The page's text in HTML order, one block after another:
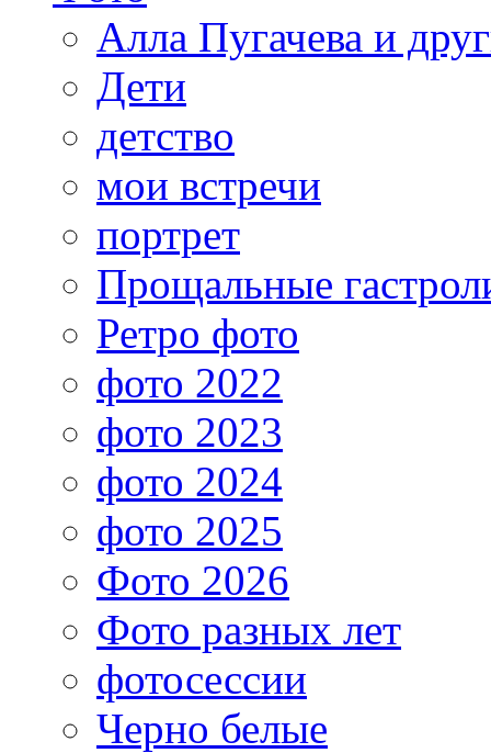
Алла Пугачева и
Дети
детство
мои встречи
портрет
Прощальные
Ретро фото
фото 2022
фото 2023
фото 2024
фото 2025
Фото 2026
Фото разных лет
фотосессии
Черно белые